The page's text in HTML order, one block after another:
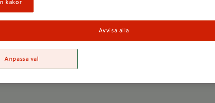
dem!
kakor
Avvisa alla
Anpassa val